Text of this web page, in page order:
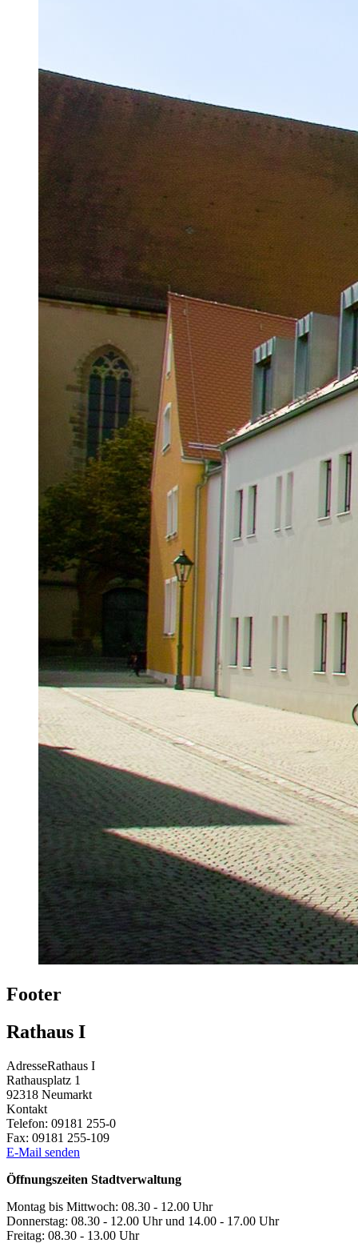
Footer
Rathaus I
AdresseRathaus I
Rathausplatz 1
92318 Neumarkt
Kontakt
Telefon: 09181 255-0
Fax: 09181 255-109
E-Mail senden
Öffnungszeiten Stadtverwaltung
Montag bis Mittwoch: 08.30 - 12.00 Uhr
Donnerstag: 08.30 - 12.00 Uhr und 14.00 - 17.00 Uhr
Freitag: 08.30 - 13.00 Uhr